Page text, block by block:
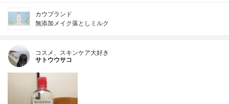
カウブランド
無添加メイク落としミルク
コスメ、スキンケア大好き
サトウウサコ